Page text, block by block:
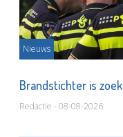
Nieuws
Brandstichter is zoek
Redactie - 08-08-2026